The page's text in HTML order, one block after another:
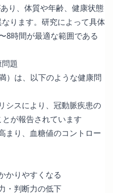
り、体質や年齢、健康状態
ります。研究によって具体
8時間が最適な範囲である
題
）は、以下のような健康問
シスにより、冠動脈疾患の
が報告されています
まり、血糖値のコントロー
かりやすくなる
・判断力の低下